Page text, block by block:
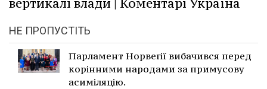
вертикалі влади | Коментарі Україна
НЕ ПРОПУСТІТЬ
Парламент Норвегії вибачився перед
корінними народами за примусову
асиміляцію.